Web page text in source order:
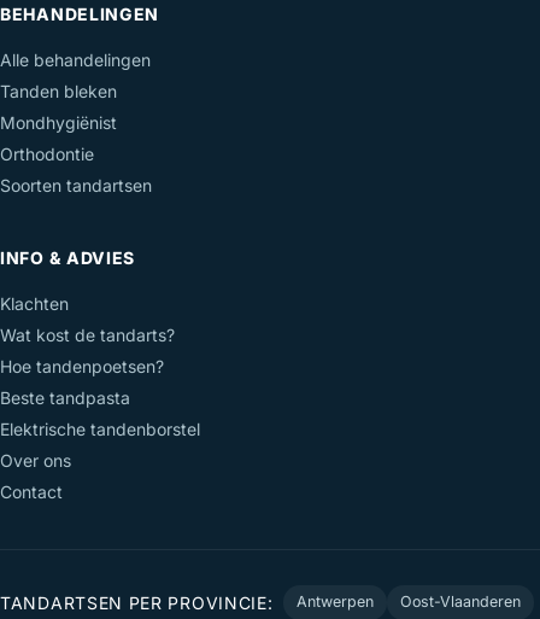
BEHANDELINGEN
Alle behandelingen
Tanden bleken
Mondhygiënist
Orthodontie
Soorten tandartsen
INFO & ADVIES
Klachten
Wat kost de tandarts?
Hoe tandenpoetsen?
Beste tandpasta
Elektrische tandenborstel
Over ons
Contact
TANDARTSEN PER PROVINCIE: Antwerpen Oost-Vlaanderen